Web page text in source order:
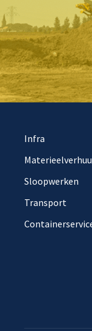
Infra
Sloopwerken
Transport